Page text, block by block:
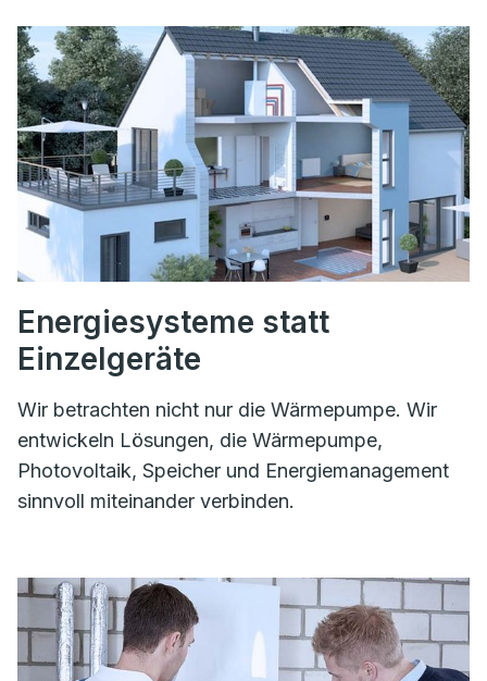
Energiesysteme statt
Einzelgeräte
Wir betrachten nicht nur die Wärmepumpe. Wir
entwickeln Lösungen, die Wärmepumpe,
Photovoltaik, Speicher und Energiemanagement
sinnvoll miteinander verbinden.